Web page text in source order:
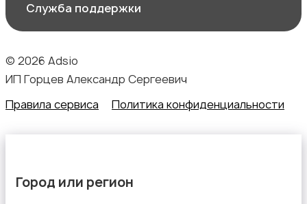
Служба поддержки
© 2026 Adsio
ИП Горцев Александр Сергеевич
Правила сервиса
Политика конфиденциальности
Город или регион